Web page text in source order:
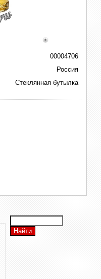
00004706
Россия
Стеклянная бутылка